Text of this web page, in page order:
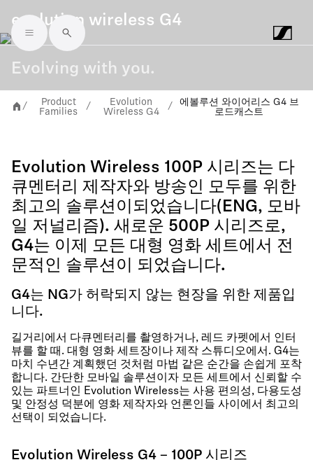
Skip to main content
evolution wireless G4
Evolving with you.
/
Product
Families
/
Evolution
Wireless G4
/
에볼루션 와이어리스 G4 브
로드캐스트
Evolution Wireless 100P 시리즈는 다
큐멘터리 제작자와 방송인 모두를 위한
최고의 솔루션이되었습니다(ENG, 모바
일 저널리즘). 새로운 500P 시리즈로,
G4는 이제 모든 대형 영화 세트에서 전
문적인 솔루션이 되었습니다.
G4는 NG가 허락되지 않는 현장을 위한 제품입
니다.
길거리에서 다큐멘터리를 촬영하거나, 레드 카펫에서 인터
뷰를 할 때. 대형 영화 세트장이나 제작 스튜디오에서. G4는
마치 수년간 계획했던 것처럼 마법 같은 순간을 손쉽게 포착
합니다. 간단한 모바일 솔루션이자 모든 세트에서 신뢰할 수
있는 파트너인 Evolution Wireless는 사용 편의성, 다용도성
및 안정성 덕분에 영화 제작자와 언론인들 사이에서 최고의
선택이 되었습니다.
Evolution Wireless G4 – 100P 시리즈